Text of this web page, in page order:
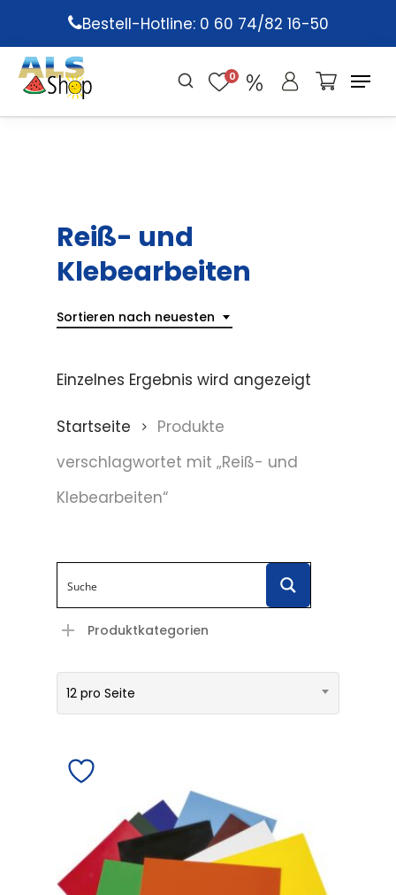
main
content
Bestell-Hotline: 0 60 74/82 16-50
0
Reiß- und
Klebearbeiten
Sortieren nach neuesten
Einzelnes Ergebnis wird angezeigt
Startseite
Produkte
verschlagwortet mit „Reiß- und
Klebearbeiten“
Produktkategorien
12 pro Seite